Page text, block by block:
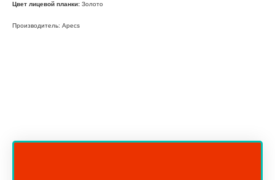
Цвет лицевой планки: Золото
Производитель: Apecs